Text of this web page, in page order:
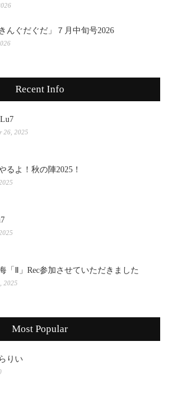
んぐだぐだ」７月中旬号2026
Recent Info
26, 2025
るよ！秋の陣2025！
「Ⅱ」Rec参加させていただきました
2025
Most Popular
りい